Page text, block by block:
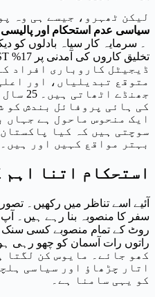
لیکن ٹھہرو، جیسے ہی وہ
سیاسی عدم استحکام اور
۔ سرمایہ کار سیاہ بادلوں کو
ڈیجیٹل کاروباری افراد
متوقع تبدیلیاں، اور
جھنڈے
کی ہائی پروفائل بندش کو
ایک منحوس ماحول ہے جہاں
سوچتی ہیں کہ کیا
بہتر مواقع کہیں اور ہیں۔
استحکام اتنا اہم
آئیے اسے تناظر میں رکھیں۔
سفر کا منصوبہ بنا رہے ہیں۔
روٹ کے تمام منصوبے کسی سنک
کھو جائے۔ مایوس کن لگتا
اتار چڑھاؤ اور سیاسی
کو یہی سامنا ہے۔